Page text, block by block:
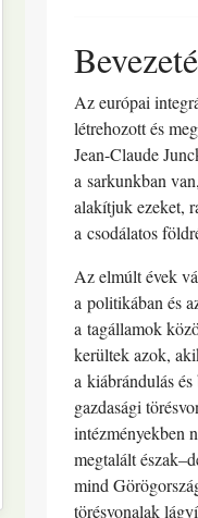
Az európai
létrehozott és
Jean-Claude
a sarkunkban
alakítjuk ezeket,
a csodálatos
Az elmúlt évek
a politikában és
a tagállamok
kerültek azok,
a kiábrándulás
gazdasági
intézményekben
megtalált
mind
törésvonalak